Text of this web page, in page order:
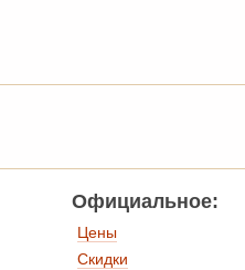
Официальное:
Цены
Скидки